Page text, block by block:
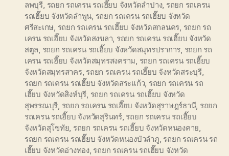
ลพบุรี, รถยก รถเครน รถเฮี๊ยบ จังหวัดลำปาง, รถยก รถเครน
รถเฮี๊ยบ จังหวัดลำพูน, รถยก รถเครน รถเฮี๊ยบ จังหวัด
ศรีสะเกษ, รถยก รถเครน รถเฮี๊ยบ จังหวัดสกลนคร, รถยก รถ
เครน รถเฮี๊ยบ จังหวัดสงขลา, รถยก รถเครน รถเฮี๊ยบ จังหวัด
สตูล, รถยก รถเครน รถเฮี๊ยบ จังหวัดสมุทรปราการ, รถยก รถ
เครน รถเฮี๊ยบ จังหวัดสมุทรสงคราม, รถยก รถเครน รถเฮี๊ยบ
จังหวัดสมุทรสาคร, รถยก รถเครน รถเฮี๊ยบ จังหวัดสระบุรี,
รถยก รถเครน รถเฮี๊ยบ จังหวัดสระแก้ว, รถยก รถเครน รถ
เฮี๊ยบ จังหวัดสิงห์บุรี, รถยก รถเครน รถเฮี๊ยบ จังหวัด
สุพรรณบุรี, รถยก รถเครน รถเฮี๊ยบ จังหวัดสุราษฎร์ธานี, รถยก
รถเครน รถเฮี๊ยบ จังหวัดสุรินทร์, รถยก รถเครน รถเฮี๊ยบ
จังหวัดสุโขทัย, รถยก รถเครน รถเฮี๊ยบ จังหวัดหนองคาย,
รถยก รถเครน รถเฮี๊ยบ จังหวัดหนองบัวลำภู, รถยก รถเครน รถ
เฮี๊ยบ จังหวัดอ่างทอง, รถยก รถเครน รถเฮี๊ยบ จังหวัด